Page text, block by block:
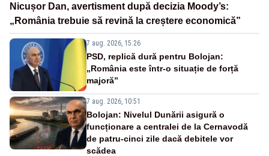
Nicușor Dan, avertisment după decizia Moody’s:
„România trebuie să revină la creștere economică”
7 aug. 2026, 15:26
PSD, replică dură pentru Bolojan:
„România este într-o situație de forță
majoră”
7 aug. 2026, 10:51
Bolojan: Nivelul Dunării asigură o
funcționare a centralei de la Cernavodă
de patru-cinci zile dacă debitele vor
scădea